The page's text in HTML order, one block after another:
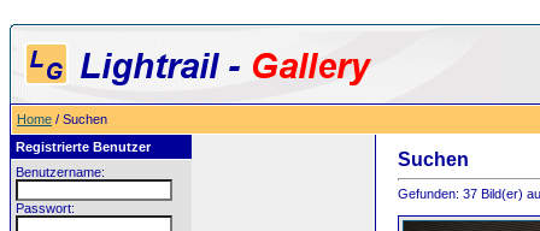
Home / Suchen
Registrierte Benutzer
Benutzername:
Passwort:
Suchen
Gefunden: 37 Bild(er)